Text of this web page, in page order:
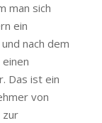
man sich
ein
nach dem
Das ist ein
von
zur